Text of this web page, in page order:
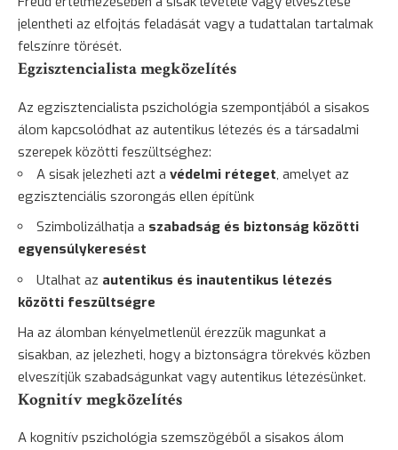
jelentheti az elfojtás feladását vagy a tudattalan tartalmak
felszínre törését.
Egzisztencialista megközelítés
Az egzisztencialista pszichológia szempontjából a sisakos
álom kapcsolódhat az autentikus létezés és a társadalmi
szerepek közötti feszültséghez:
A sisak jelezheti azt a védelmi réteget, amelyet az
egzisztenciális szorongás ellen építünk
Szimbolizálhatja a szabadság és biztonság közötti
egyensúlykeresést
Utalhat az autentikus és inautentikus létezés
közötti feszültségre
Ha az álomban kényelmetlenül érezzük magunkat a
sisakban, az jelezheti, hogy a biztonságra törekvés közben
elveszítjük szabadságunkat vagy autentikus létezésünket.
Kognitív megközelítés
A kognitív pszichológia szemszögéből a sisakos álom